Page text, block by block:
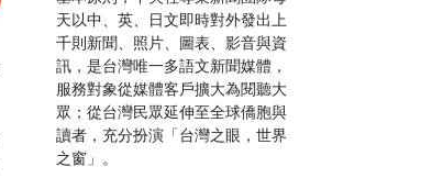
天以中、英、日文即時對外發出上
千則新聞、照片、圖表、影音與資
訊，是台灣唯一多語文新聞媒體，
服務對象從媒體客戶擴大為閱聽大
眾；從台灣民眾延伸至全球僑胞與
讀者，充分扮演「台灣之眼，世界
之窗」。